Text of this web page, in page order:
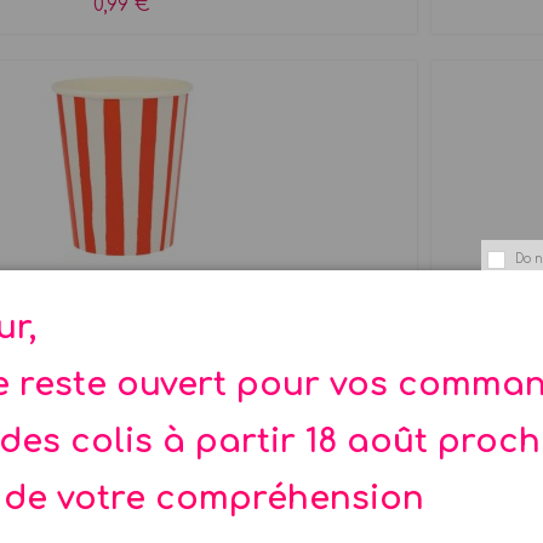
Do
reste ouvert pour vos
colis à partir 18 août
votre compréhension
0,99 €
Meri Meri ... 8 Gobelets jetable...
6,99 €